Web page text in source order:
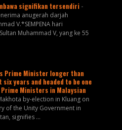
signifikan tersendiri -
anugerah darjah
V.*SEMPENA hari
Muhammad V, yang ke 55
Prime Minister longer than
years and headed to be one
Ministers in Malaysian
by-election in Kluang on
of the Unity Government in
signifies ...